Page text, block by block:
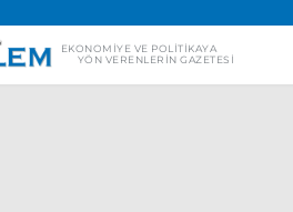
EKONOMIYE VE POLITIKAYA
YÖN VERENLERIN GAZETESI